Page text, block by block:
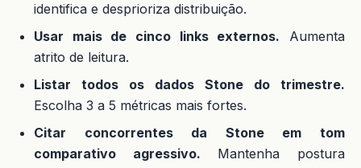
identifica e desprioriza distribuição.
Usar mais de cinco links externos. Aumenta
atrito de leitura.
Listar todos os dados Stone do trimestre.
Escolha 3 a 5 métricas mais fortes.
Citar concorrentes da Stone em tom
comparativo agressivo. Mantenha postura